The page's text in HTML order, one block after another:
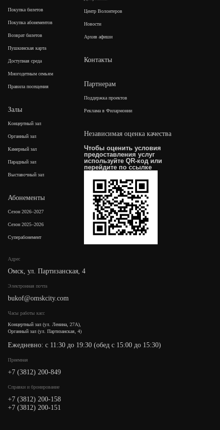
Адрес
Омск, ул. Партизанская, 4
Электронная почта
bukof@omskcity.com
Часы работы касс
Концертный зал (ул. Ленина, 27А),
Органный зал (ул. Партизанская, 4)
Ежедневно: с 11:30 до 19:30 (обед с 15:00 до 15:30)
Приемная
+7 (3812) 200-849
Cправки и бронирование
+7 (3812) 200-158
+7 (3812) 200-151
Покупка билетов
Покупка абонементов
Возврат билетов
Пушкинская карта
Доступная среда
Многодетным семьям
Правила посещения
Залы
Концертный зал
Органный зал
Камерный зал
Парадный зал
Выставочный зал
Абонементы
Сезон 2026–2027
Сезон 2025–2026
Суперабонемент
Центр Волонтеров
Новости
Архив афиши
Контакты
Партнерам
Поддержка проектов
Реклама в Филармонии
Независимая оценка качества
Чтобы оценить условия
предоставления услуг
используйте QR-код или
перейдите поссылке